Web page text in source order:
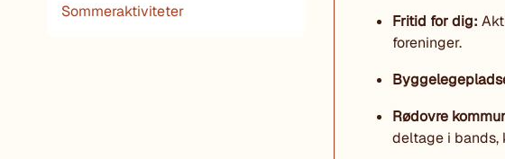
Sommeraktiviteter
Fritid for dig:
foreninger.
Rødovre
deltage i bands,